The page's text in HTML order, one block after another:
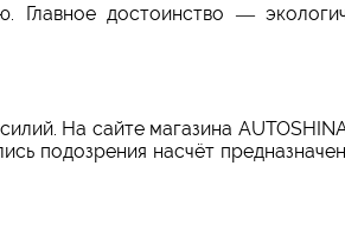
Главное достоинство —
На сайте магазина
подозрения насчёт